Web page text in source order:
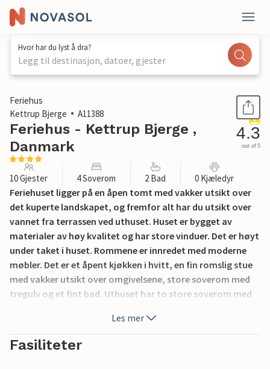
Hvor har du lyst å dra?
Legg til destinasjon, datoer, gjester
1 / 30
Feriehus
Kettrup Bjerge
A11388
Feriehus - Kettrup Bjerge ,
Danmark
4.3
out of 5
10 Gjester 4 Soverom 2 Bad 0 Kjæledyr
Feriehuset ligger på en åpen tomt med vakker utsikt over
det kuperte landskapet, og fremfor alt har du utsikt over
vannet fra terrassen ved uthuset. Huset er bygget av
materialer av høy kvalitet og har store vinduer. Det er høyt
under taket i huset. Rommene er innredet med moderne
møbler. Det er et åpent kjøkken i hvitt, en fin romslig stue
med vakker utsikt over omgivelsene, store soverom med
tregulv og et fint bad. Uthuset har to store soverom med
med god utsikt ved begge husene. Vennligst merk: Det er
ikke Wi-Fi i annekset.
Les mer
Fasiliteter